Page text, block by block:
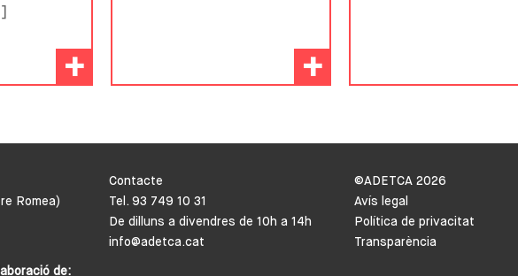
+ +
Romea)
de:
Contacte
Tel. 93 749 10 31
De dilluns a divendres de 10h a 14h
info@adetca.cat
©ADETCA2026
Avís legal
Política de privacitat
Transparència